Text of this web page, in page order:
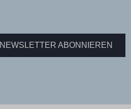
NEWSLETTER ABONNIEREN